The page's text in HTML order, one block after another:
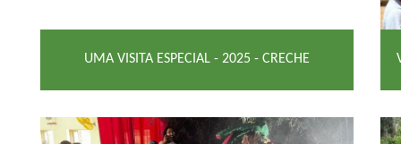
UMA VISITA ESPECIAL - 2025 - CRECHE